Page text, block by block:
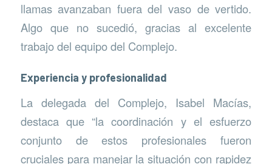
llamas avanzaban fuera del vaso de vertido.
Algo que no sucedió, gracias al excelente
trabajo del equipo del Complejo.
Experiencia y profesionalidad
La delegada del Complejo, Isabel Macías,
destaca que “la coordinación y el esfuerzo
conjunto de estos profesionales fueron
cruciales para manejar la situación con rapidez